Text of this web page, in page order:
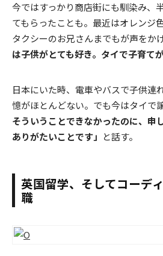
今ではすっかり商店街にも馴染み、
てもらったことも。最近はオレンジ
タクシーのお兄さんまでもが声をか
は子供がとても好き。タイで子育て
日本にいた時、電車やバスで子供連
憶がほとんどない。でも今はタイで
そういうことできなかったのに、申
ありがたいことです」 と話す。
英国留学、そしてコーデ
職